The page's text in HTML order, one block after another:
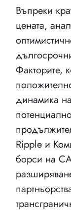
Въпреки
цената,
Факторите,
динамика
Ripple и
борси на